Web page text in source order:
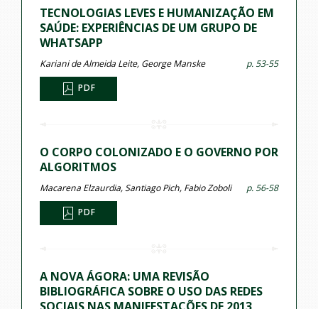
TECNOLOGIAS LEVES E HUMANIZAÇÃO EM
SAÚDE: EXPERIÊNCIAS DE UM GRUPO DE
WHATSAPP
Kariani de Almeida Leite, George Manske p. 53-55
PDF
O CORPO COLONIZADO E O GOVERNO POR
ALGORITMOS
Macarena Elzaurdia, Santiago Pich, Fabio Zoboli p. 56-58
PDF
A NOVA ÁGORA: UMA REVISÃO
BIBLIOGRÁFICA SOBRE O USO DAS REDES